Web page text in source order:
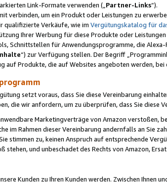
Link-Formate verwenden („ Partner-Links“).
verbinden, um ein Produkt oder Leistungen zu
qualifizierte Verkäufe, wie im Vergütungskatalog für
Ihrer Werbung für diese Produkte oder
Schnittstellen für Anwendungsprogramme, die
“) zur Verfügung stellen. Der Begriff
Produkte, die auf Websites angeboten werden, bei
setzt voraus, dass Sie diese Vereinbarung
die wir anfordern, um zu überprüfen, dass Sie diese
Marketingverträge von Amazon verstoßen,
im Rahmen dieser Vereinbarung andernfalls an Sie
stimmen zu, keinen Anspruch auf entsprechende
und unbeschadet des Rechts von Amazon,
Kunden zu Ihren Kunden werden. Zwischen Ihnen